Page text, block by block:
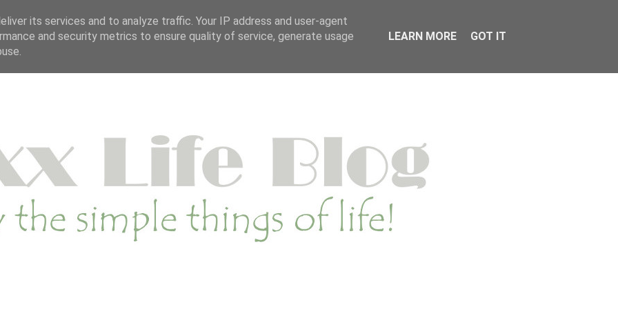
DUURZAME WEBSHOP CATEGORIE SAMENWERKEN
its services and to analyze traffic. Your IP address and user-agent
and security metrics to ensure quality of service, generate usage
LEARN MORE GOT IT